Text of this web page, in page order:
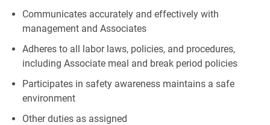
Communicates accurately and effectively with
management and Associates
Adheres to all labor laws, policies, and procedures,
including Associate meal and break period policies
Participates in safety awareness maintains a safe
environment
Other duties as assigned